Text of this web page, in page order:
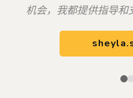
机会，我都提供指导和